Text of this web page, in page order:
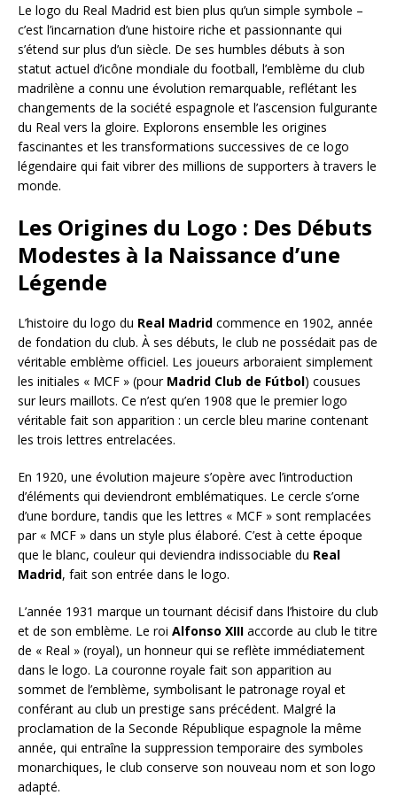
Le logo du Real Madrid est bien plus qu’un simple symbole –
c’est l’incarnation d’une histoire riche et passionnante qui
s’étend sur plus d’un siècle. De ses humbles débuts à son
statut actuel d’icône mondiale du football, l’emblème du club
madrilène a connu une évolution remarquable, reflétant les
changements de la société espagnole et l’ascension fulgurante
du Real vers la gloire. Explorons ensemble les origines
fascinantes et les transformations successives de ce logo
légendaire qui fait vibrer des millions de supporters à travers le
monde.
Les Origines du Logo : Des Débuts
Modestes à la Naissance d’une
Légende
L’histoire du logo du Real Madrid commence en 1902, année
de fondation du club. À ses débuts, le club ne possédait pas de
véritable emblème officiel. Les joueurs arboraient simplement
les initiales « MCF » (pour Madrid Club de Fútbol) cousues
sur leurs maillots. Ce n’est qu’en 1908 que le premier logo
véritable fait son apparition : un cercle bleu marine contenant
les trois lettres entrelacées.
En 1920, une évolution majeure s’opère avec l’introduction
d’éléments qui deviendront emblématiques. Le cercle s’orne
d’une bordure, tandis que les lettres « MCF » sont remplacées
par « MCF » dans un style plus élaboré. C’est à cette époque
que le blanc, couleur qui deviendra indissociable du Real
Madrid, fait son entrée dans le logo.
L’année 1931 marque un tournant décisif dans l’histoire du club
et de son emblème. Le roi Alfonso XIII accorde au club le titre
de « Real » (royal), un honneur qui se reflète immédiatement
dans le logo. La couronne royale fait son apparition au
sommet de l’emblème, symbolisant le patronage royal et
conférant au club un prestige sans précédent. Malgré la
proclamation de la Seconde République espagnole la même
année, qui entraîne la suppression temporaire des symboles
monarchiques, le club conserve son nouveau nom et son logo
adapté.